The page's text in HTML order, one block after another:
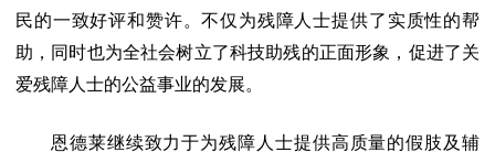
民的一致好评和赞许。不仅为残障人士提供了实质性的帮
助，同时也为全社会树立了科技助残的正面形象，促进了关
爱残障人士的公益事业的发展。
恩德莱继续致力于为残障人士提供高质量的假肢及辅